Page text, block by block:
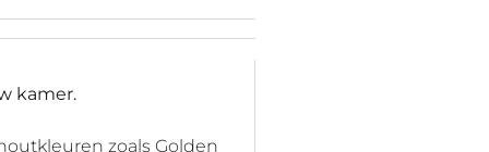
kamer.
zoals Golden